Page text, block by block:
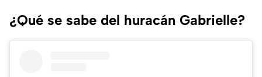
¿Qué se sabe del huracán Gabrielle?